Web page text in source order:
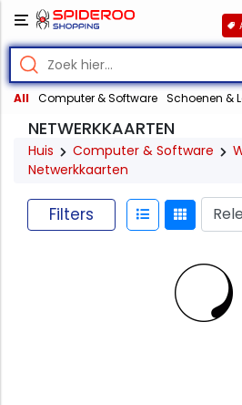
All Computer & Software Schoenen &
NETWERKKAARTEN
Huis Computer & Software
Netwerkkaarten
Filters